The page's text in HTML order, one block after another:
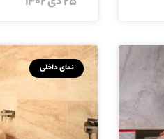
نمای داخلی